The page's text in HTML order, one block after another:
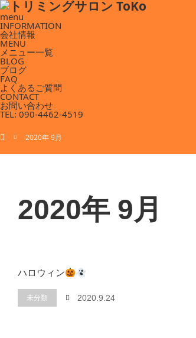
menu
INFORMATION
会社情報
MENU
メニュー一覧
BLOG
ブログ
FAQ
よくあるご質問
CONTACT
お問い合わせ
TEL: 090-4462-4519
2020年 9月
2020年 9月
ハロウィン
未分類 2020.9.24